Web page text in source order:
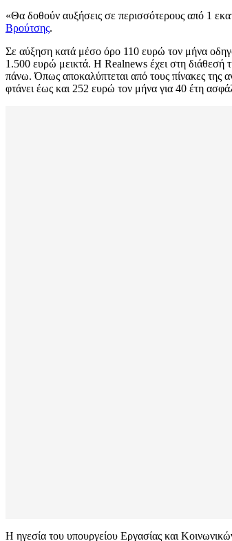
«Θα δοθούν αυξήσεις σε περισσότερους από 1
Βρούτσης.
Σε αύξηση κατά μέσο όρο 110 ευρώ τον μήνα
1.500 ευρώ μεικτά. Η Realnews έχει στη διάθεσή
πάνω. Όπως αποκαλύπτεται από τους πίνακες της
φτάνει έως και 252 ευρώ τον μήνα για 40 έτη
Η ηγεσία του υπουργείου Εργασίας και